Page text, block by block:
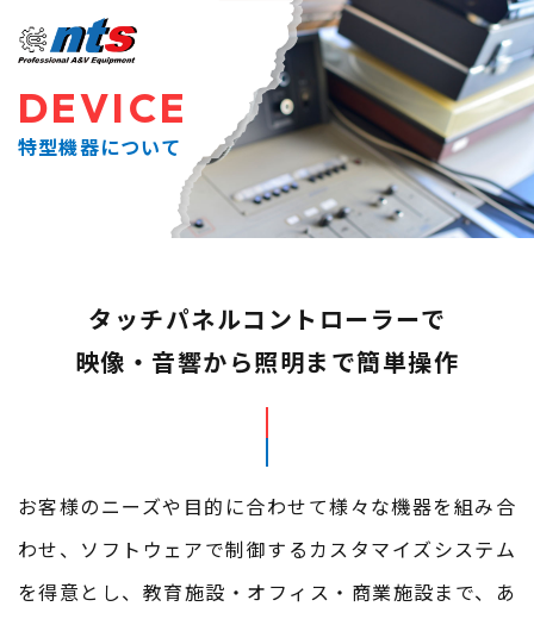
DEVICE
特型機器について
タッチパネルコントローラーで
映像・音響から照明まで簡単操作​​​​​​​
お客様のニーズや目的に合わせて様々な機器を組み合
わせ、ソフトウェアで制御するカスタマイズシステム
を得意とし、 ​​​​​​​教育施設・オフィス・商業施設まで、あ